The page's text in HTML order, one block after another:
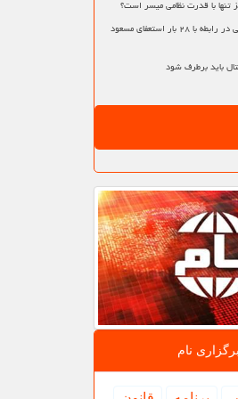
تنها با قدرت نظامی میسر است؟
پشت پرده ادعای یک روحانی در رابطه با ۲۸ بار استعفای مسعود
باید برطرف شود
نام